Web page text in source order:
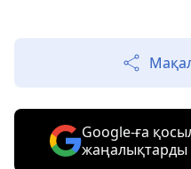
Google-ға
жаңалықтарды